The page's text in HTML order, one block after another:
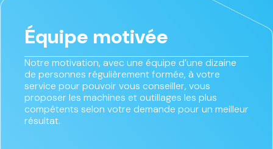
Équipe motivée
Notre motivation, avec une équipe d’une dizaine
de personnes régulièrement formée, à votre
service pour pouvoir vous conseiller, vous
proposer les machines et outillages les plus
compétents selon votre demande pour un meilleur
résultat.